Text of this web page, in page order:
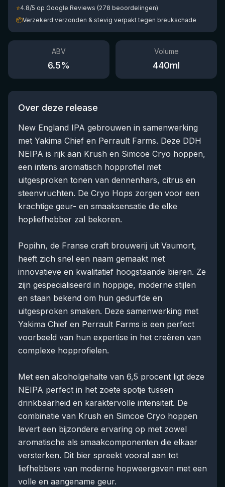
⭐4.8/5 op Google Reviews (278 beoordelingen)
📦Verzekerd verzonden & stevig verpakt tegen breukschade
ABV
6.5%
Volume
440ml
Over deze release
New England IPA gebrouwen in samenwerking
met Yakima Chief en Perrault Farms. Deze DDH
NEIPA is rijk aan Krush en Simcoe Cryo hoppen,
een intens aromatisch hopprofiel met
uitgesproken tonen van dennenhars, citrus en
steenvruchten. De Cryo Hops zorgen voor een
krachtige geur- en smaaksensatie die elke
hopliefhebber zal bekoren.
Popihn, de Franse craft brouwerij uit Vaumort,
heeft zich snel een naam gemaakt met
innovatieve en kwalitatief hoogstaande bieren. Ze
zijn gespecialiseerd in hoppige, moderne stijlen
en staan bekend om hun gedurfde en
uitgesproken smaken. Deze samenwerking met
Yakima Chief en Perrault Farms is een perfect
voorbeeld van hun expertise in het creëren van
complexe hopprofielen.
Met een alcoholgehalte van 6,5 procent ligt deze
NEIPA perfect in het zoete spotje tussen
drinkbaarheid en karaktervolle intensiteit. De
combinatie van Krush en Simcoe Cryo hoppen
levert een bijzondere ervaring op met zowel
aromatische als smaakcomponenten die elkaar
versterken. Dit bier spreekt vooral aan tot
liefhebbers van moderne hopweergaven met een
volle en aangename geur.